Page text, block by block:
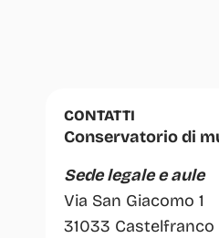
CONTATTI
Conservatorio di
Sede legale e aule
Via San Giacomo 1
31033 Castelfranco